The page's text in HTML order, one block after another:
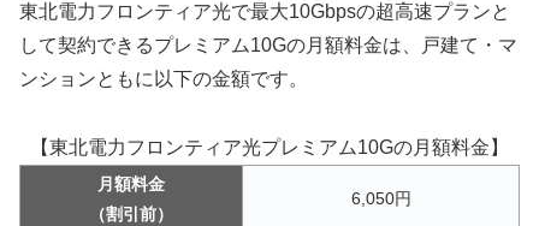
東北電力フロンティア光で最大10Gbpsの超高速プランと
して契約できるプレミアム10Gの月額料金は、戸建て・マ
ンションともに以下の金額です。
【東北電力フロンティア光プレミアム10Gの月額料金】
月額料金
（割引前）
6,050円